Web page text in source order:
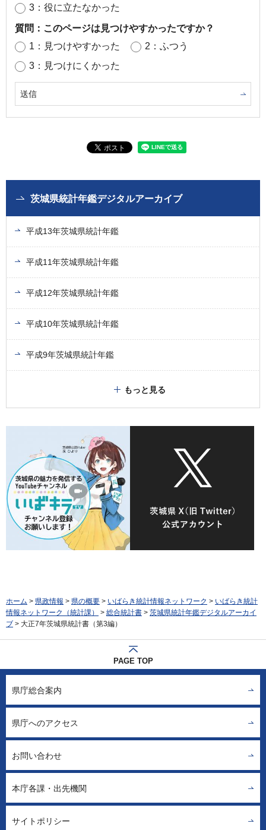
3：役に立たなかった
質問：このページは見つけやすかったですか？
1：見つけやすかった
2：ふつう
3：見つけにくかった
茨城県統計年鑑デジタルアーカイブ
平成13年茨城県統計年鑑
平成11年茨城県統計年鑑
平成12年茨城県統計年鑑
平成10年茨城県統計年鑑
平成9年茨城県統計年鑑
もっと見る
ホーム > 県政情報 > 県の概要 > いばらき統計情報ネットワーク > いばらき統計
情報ネットワーク（統計課）
> 総合統計書 > 茨城県統計年鑑デジタルアーカイ
ブ > 大正7年茨城県統計書（第3編）
PAGE TOP
県庁総合案内
県庁へのアクセス
お問い合わせ
本庁各課・出先機関
サイトポリシー